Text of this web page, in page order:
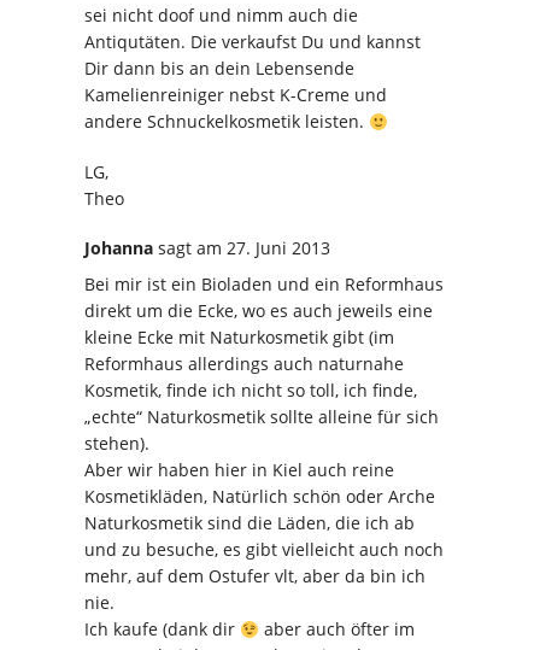
sei nicht doof und nimm auch die
Antiqutäten. Die verkaufst Du und kannst
Dir dann bis an dein Lebensende
Kamelienreiniger nebst K-Creme und
andere Schnuckelkosmetik leisten.
LG,
Theo
Johanna sagt am 27. Juni 2013
Bei mir ist ein Bioladen und ein Reformhaus
direkt um die Ecke, wo es auch jeweils eine
kleine Ecke mit Naturkosmetik gibt (im
Reformhaus allerdings auch naturnahe
Kosmetik, finde ich nicht so toll, ich finde,
„echte“ Naturkosmetik sollte alleine für sich
stehen).
Aber wir haben hier in Kiel auch reine
Kosmetikläden, Natürlich schön oder Arche
Naturkosmetik sind die Läden, die ich ab
und zu besuche, es gibt vielleicht auch noch
mehr, auf dem Ostufer vlt, aber da bin ich
nie.
Ich kaufe (dank dir
aber auch öfter im